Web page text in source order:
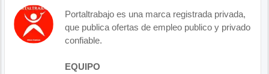
Portaltrabajo es una marca registrada privada,
que publica ofertas de empleo publico y privado
confiable.
EQUIPO